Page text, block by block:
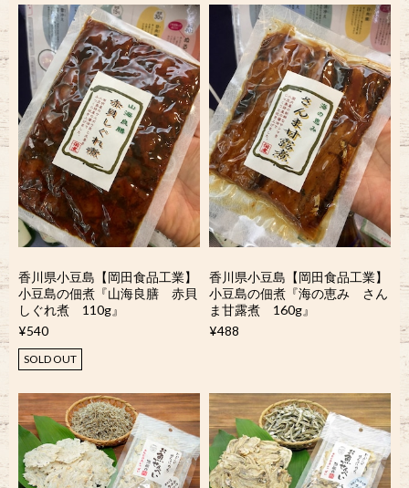
香川県小豆島【岡田食品工業】
小豆島の佃煮『山海良膳 赤貝
しぐれ煮 110g』
¥540
SOLD OUT
香川県小豆島【岡田食品工業】
小豆島の佃煮『海の恵み さん
ま甘露煮 160g』
¥488